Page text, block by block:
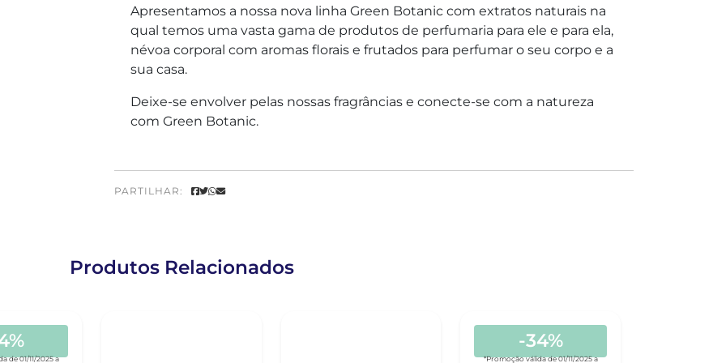
Apresentamos a nossa nova linha Green Botanic com extratos naturais na
qual temos uma vasta gama de produtos de perfumaria para ele e para ela,
névoa corporal com aromas florais e frutados para perfumar o seu corpo e a
sua casa.
Deixe-se envolver pelas nossas fragrâncias e conecte-se com a natureza
com Green Botanic.
PARTILHAR:
Produtos Relacionados
de 01/11/2025 a
-34%
*Promoção válida de 01/11/2025 a